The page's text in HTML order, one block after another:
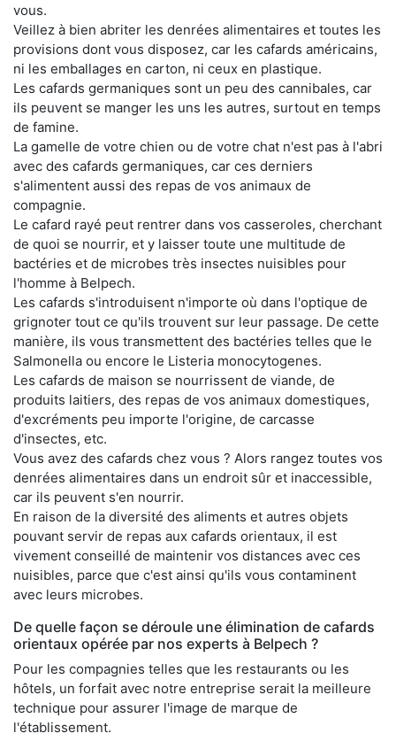
vous.
Veillez à bien abriter les denrées alimentaires et toutes les
provisions dont vous disposez, car les cafards américains,
ni les emballages en carton, ni ceux en plastique.
Les cafards germaniques sont un peu des cannibales, car
ils peuvent se manger les uns les autres, surtout en temps
de famine.
La gamelle de votre chien ou de votre chat n'est pas à l'abri
avec des cafards germaniques, car ces derniers
s'alimentent aussi des repas de vos animaux de
compagnie.
Le cafard rayé peut rentrer dans vos casseroles, cherchant
de quoi se nourrir, et y laisser toute une multitude de
bactéries et de microbes très insectes nuisibles pour
l'homme à Belpech.
Les cafards s'introduisent n'importe où dans l'optique de
grignoter tout ce qu'ils trouvent sur leur passage. De cette
manière, ils vous transmettent des bactéries telles que le
Salmonella ou encore le Listeria monocytogenes.
Les cafards de maison se nourrissent de viande, de
produits laitiers, des repas de vos animaux domestiques,
d'excréments peu importe l'origine, de carcasse
d'insectes, etc.
Vous avez des cafards chez vous ? Alors rangez toutes vos
denrées alimentaires dans un endroit sûr et inaccessible,
car ils peuvent s'en nourrir.
En raison de la diversité des aliments et autres objets
pouvant servir de repas aux cafards orientaux, il est
vivement conseillé de maintenir vos distances avec ces
nuisibles, parce que c'est ainsi qu'ils vous contaminent
avec leurs microbes.
De quelle façon se déroule une élimination de cafards
orientaux opérée par nos experts à Belpech ?
Pour les compagnies telles que les restaurants ou les
hôtels, un forfait avec notre entreprise serait la meilleure
technique pour assurer l'image de marque de
l'établissement.